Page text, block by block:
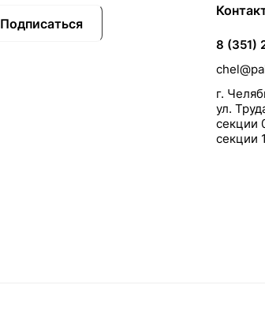
Подписаться
8 (351)
г.
ул.
секции
секции